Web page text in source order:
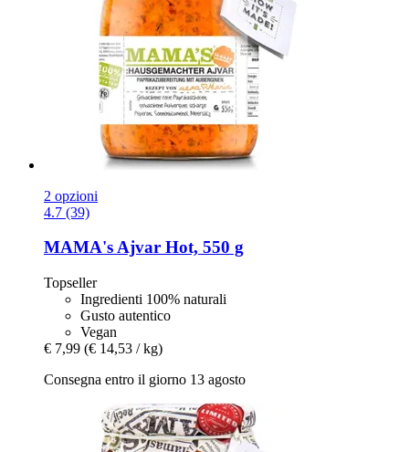
2 opzioni
4.7 (39)
MAMA'sAjvar Hot, 550 g
Topseller
Ingredienti 100% naturali
Gusto autentico
Vegan
€ 7,99 (€ 14,53 / kg)
Consegna entro il giorno 13 agosto